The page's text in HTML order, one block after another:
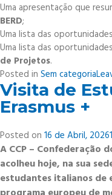
Uma apresentação que
BERD;
Uma lista das
Uma lista das
de Projetos.
Posted in Sem categoria
Visita de
Erasmus +
Posted on 16 de Abril, 2026
A CCP – Confederação
acolheu hoje, na sua
estudantes italianos de